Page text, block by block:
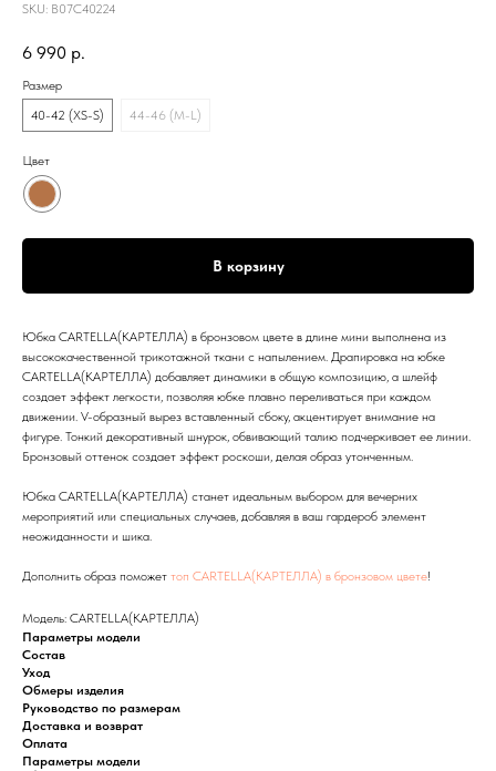
SKU: B07C40224
6 990 р.
Размер
40-42 (XS-S)
44-46 (M-L)
Цвет
В корзину
Юбка CARTELLA(КАРТЕЛЛА) в бронзовом цвете в длине мини выполнена из
высококачественной трикотажной ткани с напылением. Драпировка на юбке
CARTELLA(КАРТЕЛЛА) добавляет динамики в общую композицию, а шлейф
создает эффект легкости, позволяя юбке плавно переливаться при каждом
движении. V-образный вырез вставленный сбоку, акцентирует внимание на
фигуре. Тонкий декоративный шнурок, обвивающий талию подчеркивает ее линии.
Бронзовый оттенок создает эффект роскоши, делая образ утонченным.
Юбка CARTELLA(КАРТЕЛЛА) станет идеальным выбором для вечерних
мероприятий или специальных случаев, добавляя в ваш гардероб элемент
неожиданности и шика.
Дополнить образ поможет топ CARTELLA(КАРТЕЛЛА) в бронзовом цвете!
Модель: CARTELLA(КАРТЕЛЛА)
Параметры модели
Состав
Уход
Обмеры изделия
Руководство по размерам
Доставка и возврат
Оплата
Параметры модели